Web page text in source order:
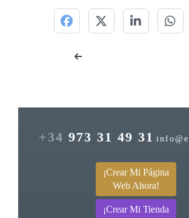
+34 973 31 49 31
¡Crear Mi Página
Web Ahora!
¡Crear Mi Tienda